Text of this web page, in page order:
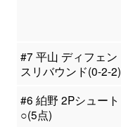
#7 平山 ディフェン
スリバウンド(0-2-2)
#6 絈野 2Pシュート
○(5点)